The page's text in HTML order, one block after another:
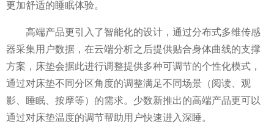
更加舒适的睡眠体验。
高端产品更引入了智能化的设计，通过分布式多维传感
器采集用户数据，在云端分析之后提供贴合身体曲线的支撑
方案，床垫会据此进行调整提供多种可调节的个性化模式，
通过对床垫不同分区角度的调整满足不同场景（阅读、观
影、睡眠、按摩等）的需求。少数新推出的高端产品更可以
通过对床垫温度的调节帮助用户快速进入深睡。